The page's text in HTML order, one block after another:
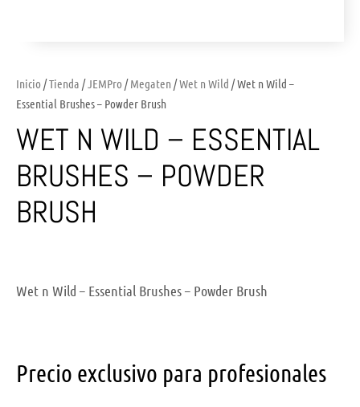
Inicio /Tienda /JEMPro /Megaten /Wet n Wild / Wet n Wild –
Essential Brushes – Powder Brush
WET N WILD – ESSENTIAL
BRUSHES – POWDER
BRUSH
Wet n Wild – Essential Brushes – Powder Brush
Precio exclusivo para profesionales